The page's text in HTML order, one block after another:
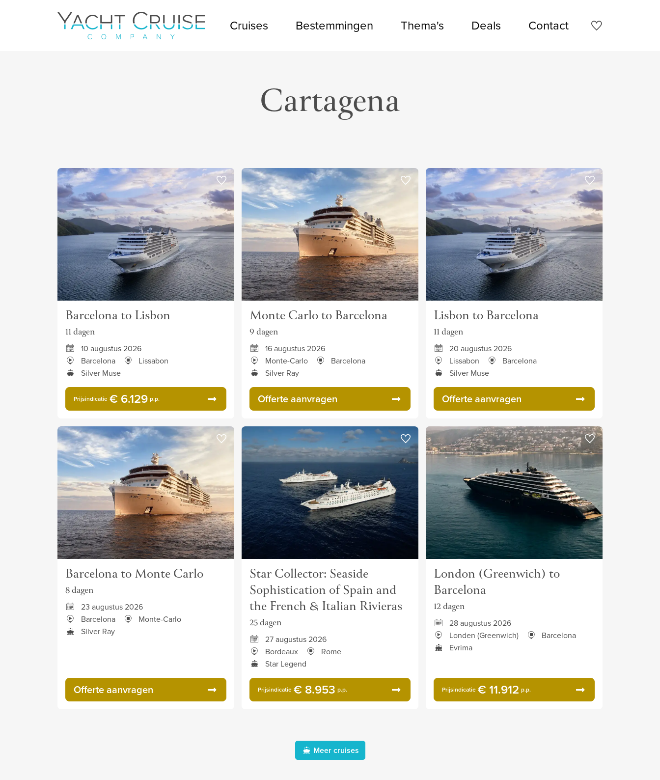
Navigation Cruises Bestemmingen Thema's Deals Contact
Cartagena
Barcelona to Lisbon
11 dagen
10 augustus 2026
Barcelona
Lissabon
Silver Muse
Prijsindicatie € 6.129 p.p.
Monte Carlo to Barcelona
9 dagen
16 augustus 2026
Monte-Carlo
Barcelona
Silver Ray
Offerte aanvragen
Lisbon to Barcelona
11 dagen
20 augustus 2026
Lissabon
Barcelona
Silver Muse
Offerte aanvragen
Barcelona to Monte Carlo
8 dagen
23 augustus 2026
Barcelona
Monte-Carlo
Silver Ray
Offerte aanvragen
Star Collector: Seaside
Sophistication of Spain and
the French & Italian Rivieras
25 dagen
27 augustus 2026
Bordeaux
Rome
Star Legend
Prijsindicatie € 8.953 p.p.
London (Greenwich) to
Barcelona
12 dagen
28 augustus 2026
Londen (Greenwich)
Barcelona
Evrima
Prijsindicatie € 11.912 p.p.
Meer cruises